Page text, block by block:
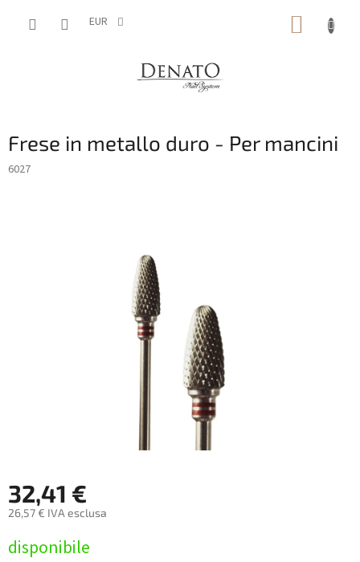
EUR
Frese in metallo duro - Per mancini
6027
32,41 €
26,57 € IVA esclusa
della
disponibile